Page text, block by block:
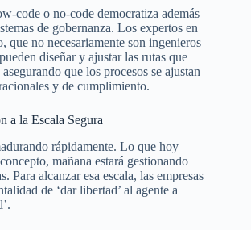
code o no-code democratiza además
de gobernanza. Los expertos en
que no necesariamente son ingenieros
diseñar y ajustar las rutas que
que los procesos se ajustan
y de cumplimiento.
a la Escala Segura
rápidamente. Lo que hoy
mañana estará gestionando
Para alcanzar esa escala, las empresas
de ‘dar libertad’ al agente a